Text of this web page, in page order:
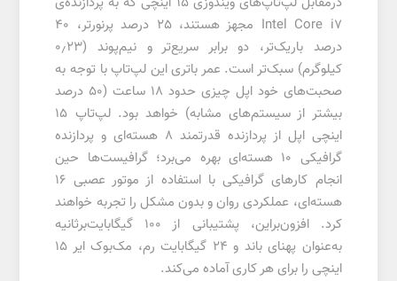
Intel Core i7 مجهز هستند، 25 درصد پرنورتر، 40
درصد باریک‌تر، دو برابر سریع‌تر و نیم‌پوند (0٫23
کیلوگرم) سبک‌تر است. عمر باتری این لپ‌تاپ با توجه به
صحبت‌های خود اپل چیزی حدود 18 ساعت (50 درصد
بیشتر از سیستم‌های مشابه) خواهد بود. لپ‌تاپ 15
اینچی اپل از پردازنده قدرتمند 8 هسته‌ای و پردازنده
گرافیکی 10 هسته‌ای بهره می‌برد؛ گرافیست‌ها حین
انجام کارهای گرافیکی با استفاده از موتور عصبی 16
هسته‌ای، عملکردی روان و بدون مشکل را تجربه خواهند
کرد. افزون‌براین، پشتیبانی از 100 گیگابایت‌بر‌ثانیه
به‌عنوان پهنای باند و 24 گیگابایت رم، مک‌بوک ایر 15
اینچی را برای هر کاری آماده می‌کند.